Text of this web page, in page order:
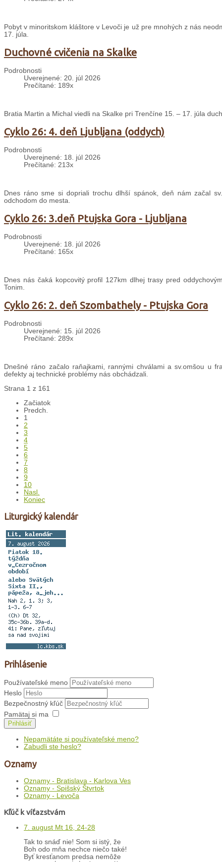
Pobyt v minoritskom kláštore v Levoči je už pre mnohých z nás
17. júla.
Duchovné cvičenia na Skalke
Podrobnosti
Uverejnené: 20. júl 2026
Prečítané: 189x
Bratia Martin a Michal viedli na Skalke pri Trenčíne 15. – 17. júla
Cyklo 26: 4. deň Ljubljana (oddych)
Podrobnosti
Uverejnené: 18. júl 2026
Prečítané: 213x
Dnes ráno sme si dopriali trochu dlhší spánok, deň nám začal
odchodom do mesta.
Cyklo 26: 3.deň Ptujska Gora - Ljubljana
Podrobnosti
Uverejnené: 18. júl 2026
Prečítané: 165x
Dnes nás čaká kopcovitý profil 127km dlhej trasy pred
Tonim.
Cyklo 26: 2. deň Szombathely - Ptujska Gora
Podrobnosti
Uverejnené: 15. júl 2026
Prečítané: 289x
Dnešné ráno začalo raňajkami, rannými chválami a sv.omšou u
defekty aj technické problémy nás obchádzali.
Strana 1 z 161
Začiatok
Predch.
1
2
3
4
5
6
7
8
9
10
Nasl.
Koniec
Liturgický kalendár
Prihlásenie
Používateľské meno
Heslo
Bezpečnostný kľúč
Pamätaj si ma
Prihlásiť
Nepamätáte si používateľské meno?
Zabudli ste heslo?
Oznamy
Oznamy - Bratislava - Karlova Ves
Oznamy - Spišský Štvrtok
Oznamy - Levoča
Kľúč k víťazstvám
7. august Mt 16, 24-28
Tak to snáď nie! Som si istý, že
Boh odo mňa nechce niečo také!
Byť kresťanom predsa nemôže